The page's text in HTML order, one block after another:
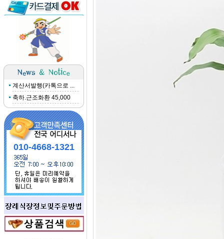
계산서발행(카톡으로 ...
축하.근조화환 45,000
010-4668-1321